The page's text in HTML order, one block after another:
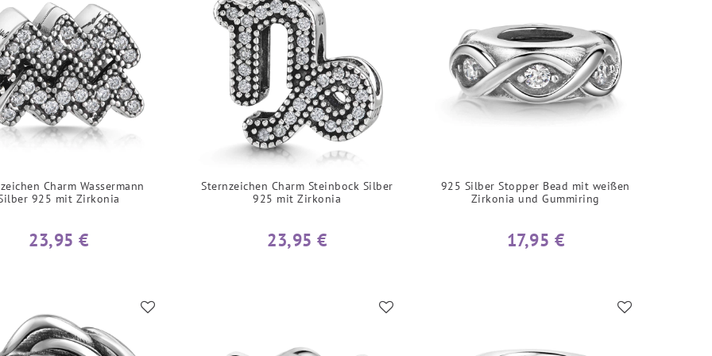
Charm Wassermann
925 mit Zirkonia
23,95 €
Sternzeichen Charm Steinbock Silber
925 mit Zirkonia
23,95 €
925 Silber Stopper Bead mit weißen
Zirkonia und Gummiring
17,95 €